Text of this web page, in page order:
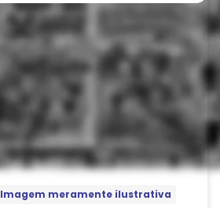
Imagem meramente ilustrativa